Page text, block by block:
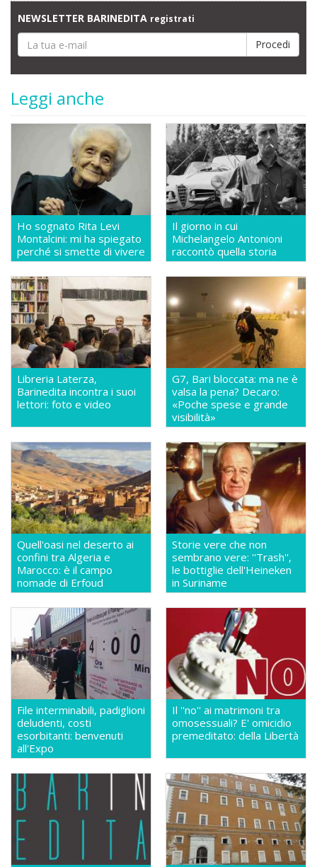
NEWSLETTER BARINEDITA registrati
Leggi anche
Ho sognato Rita Levi
Montalcini: mi ha spiegato
perché si smette di vivere
Il giorno in cui
Michelangelo Antonioni
raccontò quella storia
Libreria Laterza,
Barinedita incontra i suoi
lettori: foto e video
G7, Bari bloccata: ma ne è
valsa la pena? Decaro:
«Poche spese e grande
visibilità»
Quell'oasi nel deserto ai
confini tra Algeria e
Marocco: è il campo
nomade di Erfoud
Storie vere che non
sembrano vere: ''Trash'',
le bottiglie dell'Heineken
in Suriname
File interminabili, padiglioni
deludenti, costi
esorbitanti: benvenuti
all'Expo
Il ''no'' ai matrimoni tra
omosessuali? E' omicidio
premeditato: della Libertà